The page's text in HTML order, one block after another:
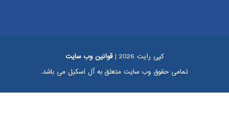
کپی رایت 2026 |
قوانین وب سایت
تمامی حقوق وب سایت متعلق به آل اسکیل می باشد.